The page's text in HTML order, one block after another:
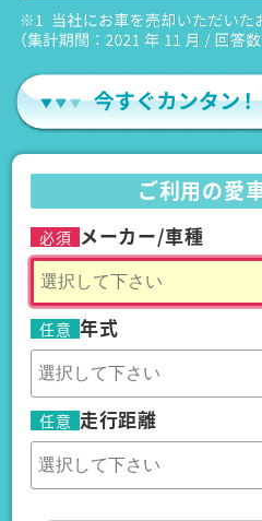
ご利用の愛
必須 メーカー/車種
任意 年式
任意 走行距離